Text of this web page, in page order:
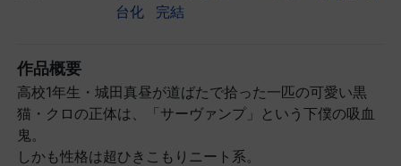
台化
完結
作品概要
高校1年生・城田真昼が道ばたで拾った一匹の可愛い黒
猫・クロの正体は、「サーヴァンプ」という下僕の吸血
鬼。
しかも性格は超ひきこもりニート系。